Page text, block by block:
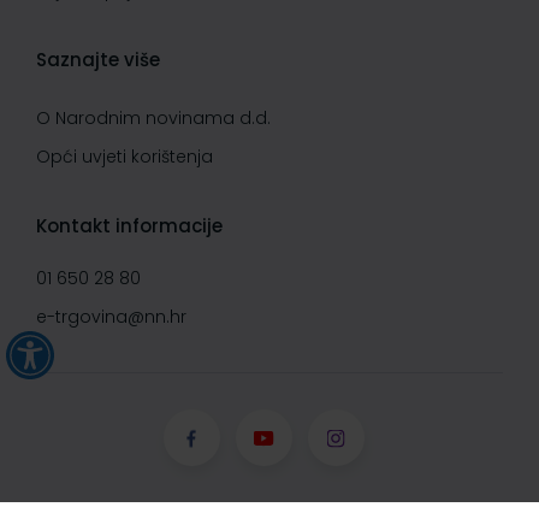
Saznajte više
O Narodnim novinama d.d.
Opći uvjeti korištenja
Kontakt informacije
01 650 28 80
e-trgovina@nn.hr